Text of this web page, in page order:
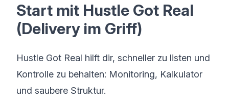
Start mit Hustle Got Real
(Delivery im Griff)
Hustle Got Real hilft dir, schneller zu listen und
Kontrolle zu behalten: Monitoring, Kalkulator
und saubere Struktur.